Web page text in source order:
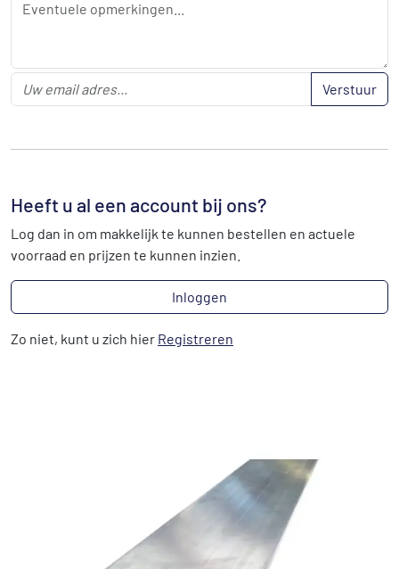
Verstuur
Heeft u al een account bij ons?
Log dan in om makkelijk te kunnen bestellen en actuele
voorraad en prijzen te kunnen inzien.
Inloggen
Zo niet, kunt u zich hier Registreren